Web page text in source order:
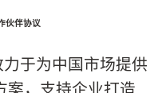
伙伴协议
于为中国市场提供
案，支持企业打造